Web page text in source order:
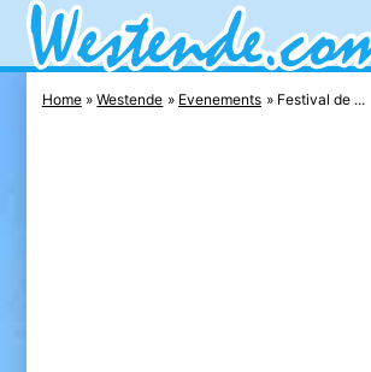
Home Westende Evenements Festival de ...